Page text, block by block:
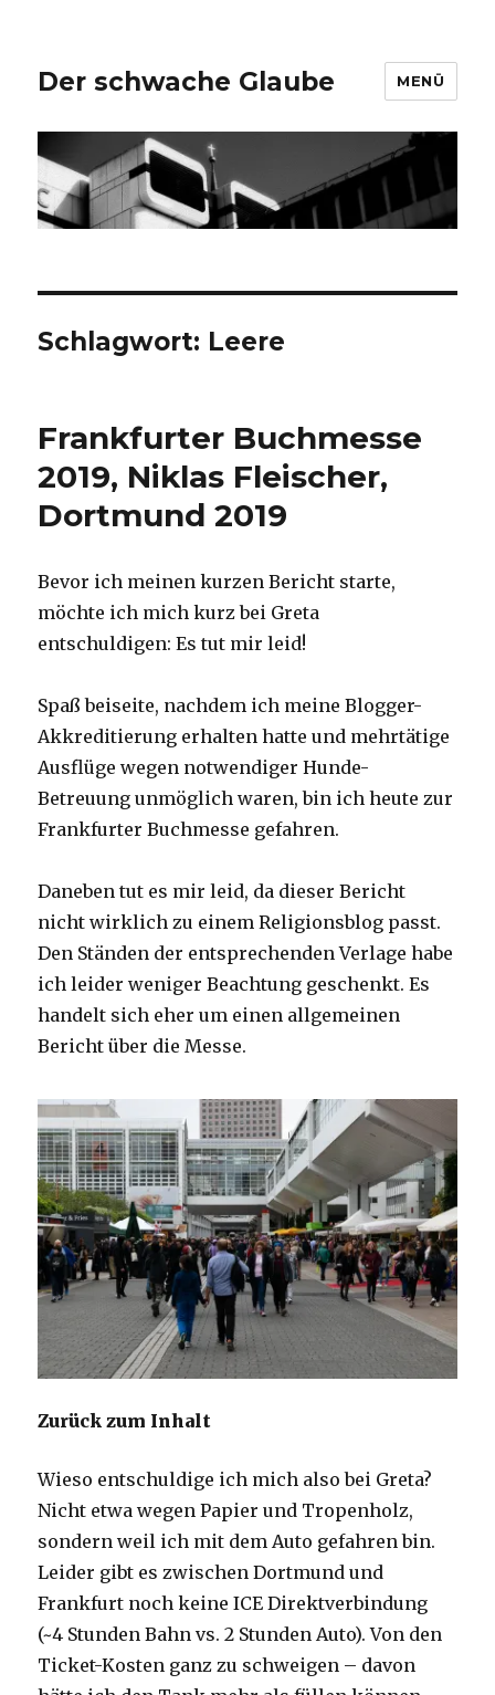
Der schwache Glaube MENÜ
Schlagwort: Leere
Frankfurter Buchmesse
2019, Niklas Fleischer,
Dortmund 2019
Bevor ich meinen kurzen Bericht starte,
möchte ich mich kurz bei Greta
entschuldigen: Es tut mir leid!
Spaß beiseite, nachdem ich meine Blogger-
Akkreditierung erhalten hatte und mehrtätige
Ausflüge wegen notwendiger Hunde-
Betreuung unmöglich waren, bin ich heute zur
Frankfurter Buchmesse gefahren.
Daneben tut es mir leid, da dieser Bericht
nicht wirklich zu einem Religionsblog passt.
Den Ständen der entsprechenden Verlage habe
ich leider weniger Beachtung geschenkt. Es
handelt sich eher um einen allgemeinen
Bericht über die Messe.
Zurück zum Inhalt
Wieso entschuldige ich mich also bei Greta?
Nicht etwa wegen Papier und Tropenholz,
sondern weil ich mit dem Auto gefahren bin.
Leider gibt es zwischen Dortmund und
Frankfurt noch keine ICE Direktverbindung
(~4 Stunden Bahn vs. 2 Stunden Auto). Von den
Ticket-Kosten ganz zu schweigen – davon